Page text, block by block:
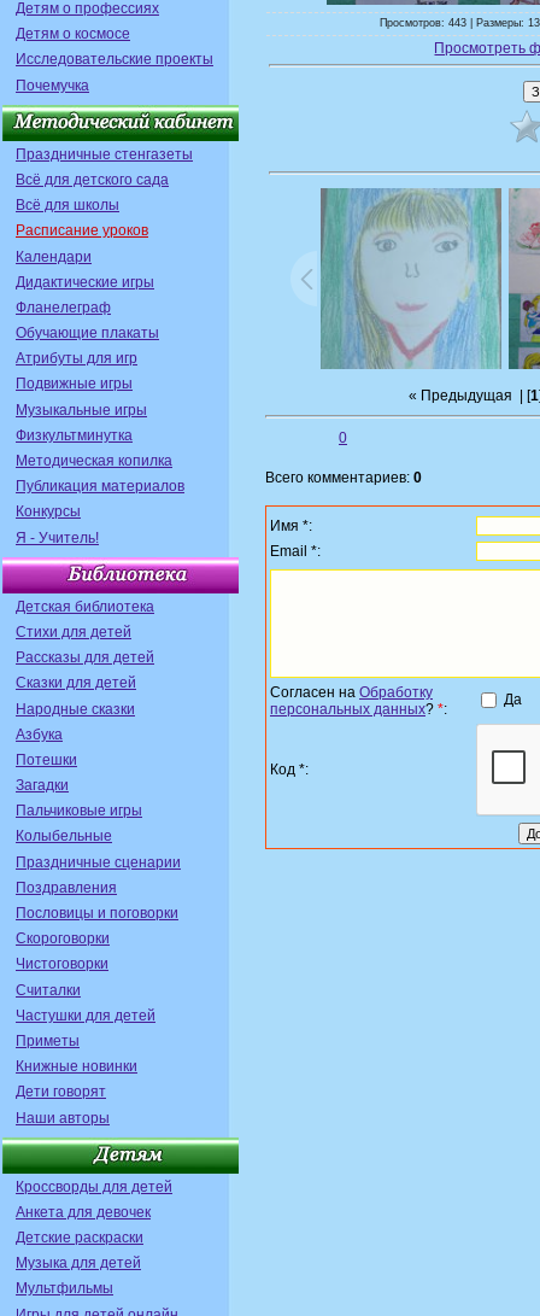
Детям о профессиях
Детям о космосе
Исследовательские проекты
Почемучка
Праздничные стенгазеты
Всё для детского сада
Всё для школы
Расписание уроков
Календари
Дидактические игры
Фланелеграф
Обучающие плакаты
Атрибуты для игр
Подвижные игры
Музыкальные игры
Физкультминутка
Методическая копилка
Публикация материалов
Конкурсы
Я - Учитель!
Детская библиотека
Стихи для детей
Рассказы для детей
Сказки для детей
Народные сказки
Азбука
Потешки
Загадки
Пальчиковые игры
Колыбельные
Праздничные сценарии
Поздравления
Пословицы и поговорки
Скороговорки
Чистоговорки
Считалки
Частушки для детей
Приметы
Книжные новинки
Дети говорят
Наши авторы
Кроссворды для детей
Анкета для девочек
Детские раскраски
Музыка для детей
Мультфильмы
Просмотров: 443 | Размеры:
Просмотреть
« Предыдущая | [1
0
Всего комментариев: 0
Имя *:
Email *:
Согласен на Обработку
персональных данных? *:
Да
Код *: